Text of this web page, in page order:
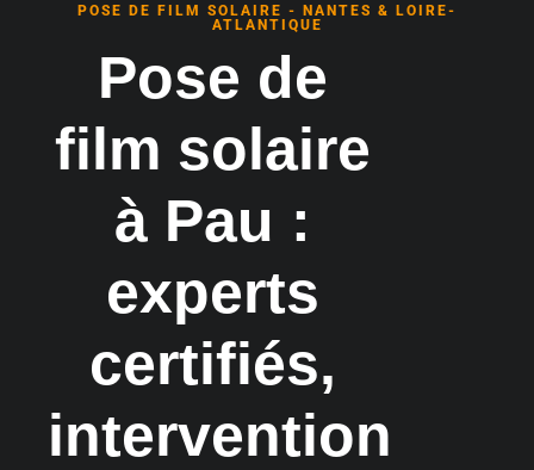
POSE DE FILM SOLAIRE - NANTES & LOIRE-
ATLANTIQUE
Pose de
film solaire
à Pau :
experts
certifiés,
intervention